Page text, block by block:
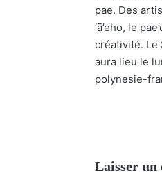
pae. Des
‘ā’eho, le
créativité. Le
aura lieu le
polynesie-
Laisser un